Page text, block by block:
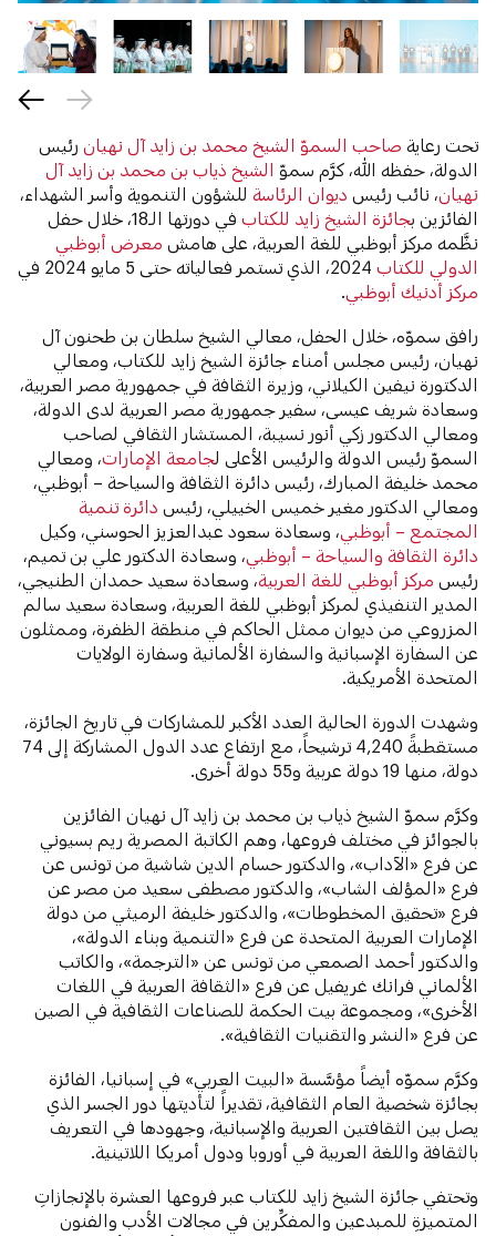
تحت رعاية صاحب السموّ الشيخ محمد بن زايد آل نهيان رئيس
الدولة، حفظه الله، كرَّم سموّ الشيخ ذياب بن محمد بن زايد آل
نهيان، نائب رئيس ديوان الرئاسة للشؤون التنموية وأسر الشهداء،
الفائزين بجائزة الشيخ زايد للكتاب
في دورتها الـ18، خلال حفل
نظَّمه مركز أبوظبي للغة العربية، على هامش معرض أبوظبي
الدولي للكتاب
مركز أدنيك أبوظبي.
رافق سموّه، خلال الحفل، معالي الشيخ سلطان بن طحنون آل
نهيان، رئيس مجلس أمناء جائزة الشيخ زايد للكتاب، ومعالي
الدكتورة نيفين الكيلاني، وزيرة الثقافة في جمهورية مصر العربية،
وسعادة شريف عيسى، سفير جمهورية مصر العربية لدى الدولة،
ومعالي الدكتور زكي أنور نسيبة، المستشار الثقافي لصاحب
السموّ رئيس الدولة والرئيس الأعلى لجامعة الإمارات، ومعالي
محمد خليفة المبارك، رئيس دائرة الثقافة والسياحة – أبوظبي،
ومعالي الدكتور مغير خميس الخييلي، رئيس دائرة تنمية
المجتمع – أبوظبي، وسعادة سعود عبدالعزيز الحوسني، وكيل
دائرة الثقافة والسياحة – أبوظبي، وسعادة الدكتور علي بن تميم،
رئيس مركز أبوظبي للغة العربية، وسعادة سعيد حمدان الطنيجي،
المدير التنفيذي لمركز أبوظبي للغة العربية، وسعادة سعيد سالم
المزروعي من ديوان ممثل الحاكم في منطقة الظفرة، وممثلون
عن السفارة الإسبانية والسفارة الألمانية وسفارة الولايات
المتحدة الأمريكية.
وشهدت الدورة الحالية العدد الأكبر للمشاركات في تاريخ الجائزة،
مستقطبةً 4,240 ترشيحاً، مع ارتفاع عدد الدول المشاركة إلى 74
دولة، منها 19 دولة عربية و55 دولة أخرى.
وكرَّم سموّ الشيخ ذياب بن محمد بن زايد آل نهيان الفائزين
بالجوائز في مختلف فروعها، وهم الكاتبة المصرية ريم بسيوني
عن فرع «الآداب»، والدكتور حسام الدين شاشية من تونس عن
فرع «المؤلف الشاب»، والدكتور مصطفى سعيد من مصر عن
فرع «تحقيق المخطوطات»، والدكتور خليفة الرميثي من دولة
الإمارات العربية المتحدة عن فرع «التنمية وبناء الدولة»،
والدكتور أحمد الصمعي من تونس عن «الترجمة»، والكاتب
الألماني فرانك غريفيل عن فرع «الثقافة العربية في اللغات
الأخرى»، ومجموعة بيت الحكمة للصناعات الثقافية في الصين
عن فرع «النشر والتقنيات الثقافية».
وكرَّم سموّه أيضاً مؤسَّسة «البيت العربي» في إسبانيا، الفائزة
بجائزة شخصية العام الثقافية، تقديراً لتأديتها دور الجسر الذي
يصل بين الثقافتين العربية والإسبانية، وجهودها في التعريف
بالثقافة واللغة العربية في أوروبا ودول أمريكا اللاتينية.
وتحتفي جائزة الشيخ زايد للكتاب عبر فروعها العشرة بالإنجازاتِ
المتميزةِ للمبدعين والمفكِّرين في مجالات الأدب والفنون